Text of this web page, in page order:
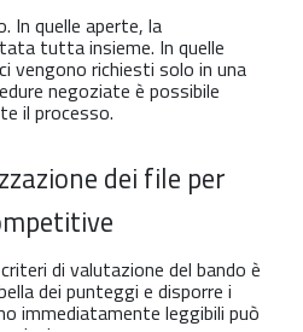
In quelle aperte, la
tutta insieme. In quelle
vengono richiesti solo in una
negoziate è possibile
il processo.
dei file per
di valutazione del bando è
dei punteggi e disporre i
immediatamente leggibili può